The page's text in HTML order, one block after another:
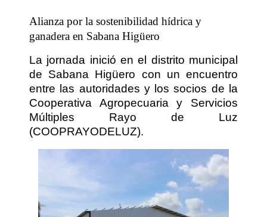
Alianza por la sostenibilidad hídrica y
ganadera en Sabana Higüero
La jornada inició en el distrito municipal
de Sabana Higüero con un encuentro
entre las autoridades y los socios de la
Cooperativa Agropecuaria y Servicios
Múltiples Rayo de Luz
(COOPRAYODELUZ).